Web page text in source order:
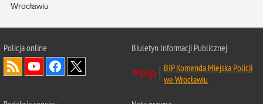
Wrocławiu
Policjaonline
Biuletyn Informacji Publicznej
BIP Komenda Miejska Policji
we Wrocławiu